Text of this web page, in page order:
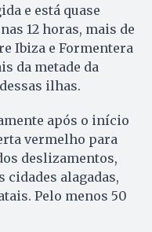
e está quase
12 horas, mais de
Ibiza e Formentera
da metade da
ilhas.
após o início
vermelho para
deslizamentos,
cidades alagadas,
Pelo menos 50